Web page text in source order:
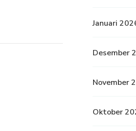
Januari
Desember
November
Oktober